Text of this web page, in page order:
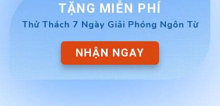
TẶNG MIỄN PHÍ
Thử Thách 7 Ngày Giải Phóng Ngôn Từ
NHẬN NGAY